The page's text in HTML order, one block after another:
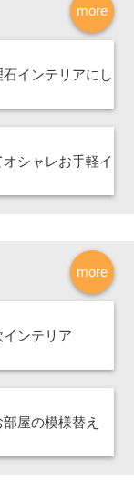
more
インテリアにし
シャレお手軽イ
more
ンテリア
屋の模様替え